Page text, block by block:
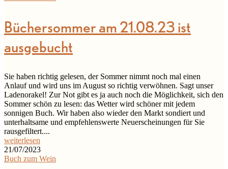
Büchersommer am 21.08.23 ist
ausgebucht
Sie haben richtig gelesen, der Sommer nimmt noch mal einen
Anlauf und wird uns im August so richtig verwöhnen. Sagt unser
Ladenorakel! Zur Not gibt es ja auch noch die Möglichkeit, sich den
Sommer schön zu lesen: das Wetter wird schöner mit jedem
sonnigen Buch. Wir haben also wieder den Markt sondiert und
unterhaltsame und empfehlenswerte Neuerscheinungen für Sie
rausgefiltert....
weiterlesen
21/07/2023
Buch zum Wein